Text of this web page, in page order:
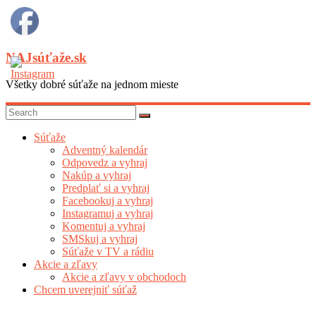
Skip
to
NAJsúťaže.sk
Všetky dobré súťaže na jednom mieste
Súťaže
Adventný kalendár
Odpovedz a vyhraj
Nakúp a vyhraj
Predplať si a vyhraj
Facebookuj a vyhraj
Instagramuj a vyhraj
Komentuj a vyhraj
SMSkuj a vyhraj
Súťaže v TV a rádiu
Akcie a zľavy
Akcie a zľavy v obchodoch
Chcem uverejniť súťaž